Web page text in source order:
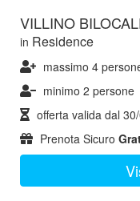
VILLINO
in Residence
massimo 4
minimo 2 persone
offerta valida dal
Prenota Sicuro